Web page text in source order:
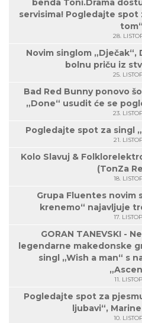
benda Toni.Drama
servisima! Pogledajte spot
28.
Novim singlom „Dječak“,
bolnu priču iz
25.
Bad Red Bunny ponovo
„Done“ usudit će se
23.
Pogledajte spot za singl
21.
Kolo Slavuj &
(TonZa
18.
Grupa Fluentes novim
krenemo“ najavljuje
17.
GORAN TANEVSKI -
legendarne makedonske
singl „Wish a man“ s
11.
Pogledajte spot za
ljubavi“,
10.